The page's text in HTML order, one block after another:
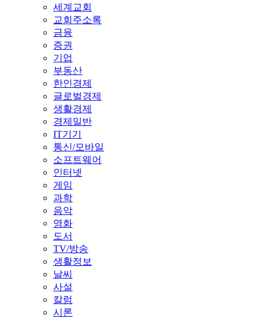
세계교회
교회주소록
금융
증권
기업
부동산
한인경제
글로벌경제
생활경제
경제일반
IT기기
통신/모바일
소프트웨어
인터넷
게임
과학
음악
영화
도서
TV/방송
생활정보
날씨
사설
칼럼
시론